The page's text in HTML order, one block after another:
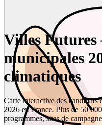
Villes
municipales
climatiques
Carte interactive des candidats
2026 en France. Plus de 50
programmes, sites de